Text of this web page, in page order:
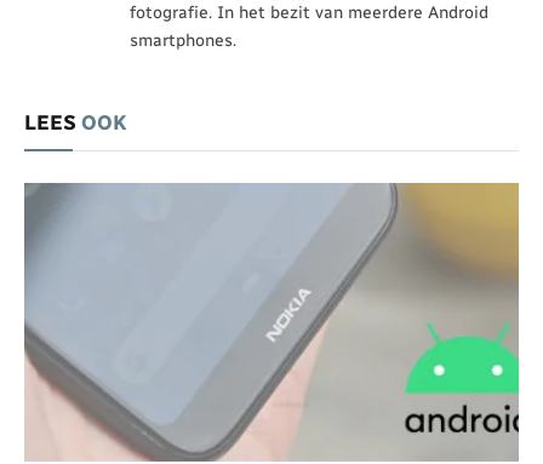
fotografie. In het bezit van meerdere Android
smartphones.
LEES OOK